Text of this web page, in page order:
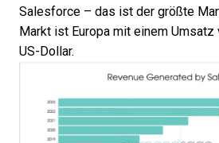
Salesforce – das ist der größte
Markt ist Europa mit einem
US-Dollar.